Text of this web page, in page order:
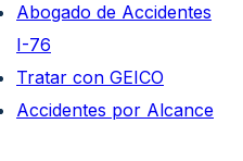
Abogado de Accidentes
I-76
Tratar con GEICO
Accidentes por Alcance